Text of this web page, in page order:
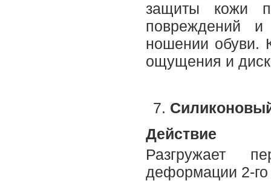
защиты кожи
повреждений
ношении обуви.
ощущения и
Действие
Разгружает
деформации 2-